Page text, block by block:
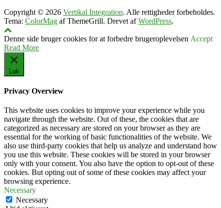
Copyright © 2026 Vertikal Integration. Alle rettigheder forbeholdes.
Tema: ColorMag af ThemeGrill. Drevet afWordPress.
Denne side bruger cookies for at forbedre brugeroplevelsen Accept
Read More
Luk
Privacy Overview
This website uses cookies to improve your experience while you
navigate through the website. Out of these, the cookies that are
categorized as necessary are stored on your browser as they are
essential for the working of basic functionalities of the website. We
also use third-party cookies that help us analyze and understand how
you use this website. These cookies will be stored in your browser
only with your consent. You also have the option to opt-out of these
cookies. But opting out of some of these cookies may affect your
browsing experience.
Necessary
Necessary